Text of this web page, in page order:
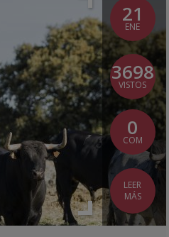
21
ENE
3698
VISTOS
0
COM
LEER
MÁS